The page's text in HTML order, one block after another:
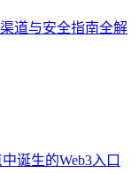
道与安全指南全解
诞生的Web3入口